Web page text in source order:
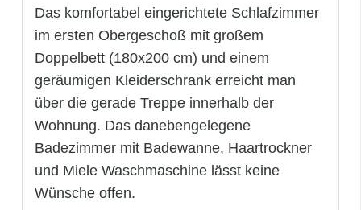
Das komfortabel eingerichtete Schlafzimmer
im ersten Obergeschoß mit großem
Doppelbett (180x200 cm) und einem
geräumigen Kleiderschrank erreicht man
über die gerade Treppe innerhalb der
Wohnung. Das danebengelegene
Badezimmer mit Badewanne, Haartrockner
und Miele Waschmaschine lässt keine
Wünsche offen.